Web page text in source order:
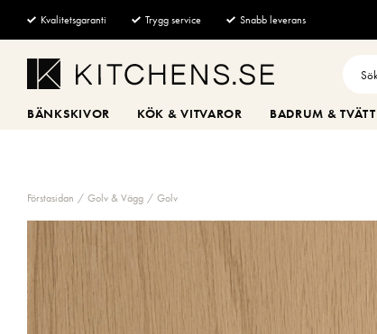
Kvalitetsgaranti Trygg service Snabb leverans
BÄNKSKIVOR KÖK & VITVAROR BADRUM & TVÄTT
Förstasidan Golv & Vägg Golv